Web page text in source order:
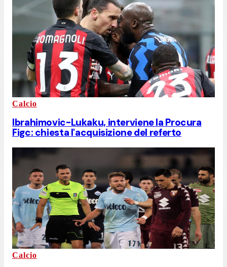
Calcio
Ibrahimovic-Lukaku, interviene la Procura
Figc: chiesta l'acquisizione del referto
Calcio